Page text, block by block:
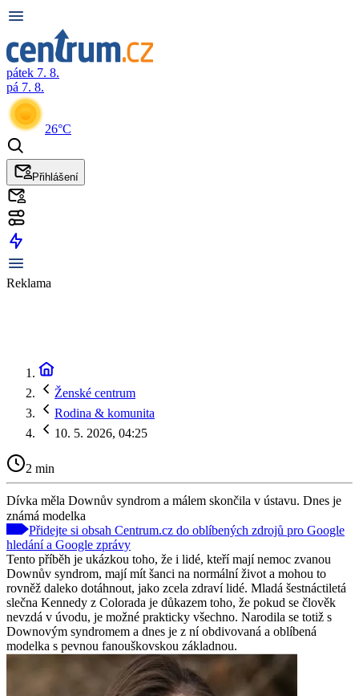
pátek 7. 8.
pá 7. 8.
26°C
Přihlášení
Reklama
Ženské centrum
Rodina & komunita
10. 5. 2026, 04:25
2 min
Dívka měla Downův syndrom a málem skončila v ústavu. Dnes je
známá modelka
Přidejte si obsah Centrum.cz do oblíbených zdrojů pro Google
hledání a Google zprávy
Tento příběh je ukázkou toho, že i lidé, kteří mají nemoc zvanou
Downův syndrom, mají mít šanci na normální život a mohou to
rovněž daleko dotáhnout, jako zcela zdraví lidé. Mladá šestnáctiletá
slečna Kennedy z Colorada je důkazem toho, že pokud se člověk
nevzdá v úvodu, je možné prakticky všechno. Narodila se totiž s
Downovým syndromem a dnes je z ní obdivovaná a oblíbená
modelka s pevnou fanouškovskou základnou.